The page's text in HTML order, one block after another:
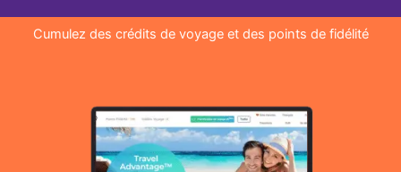
Cumulez des crédits de voyage et des points de fidélité